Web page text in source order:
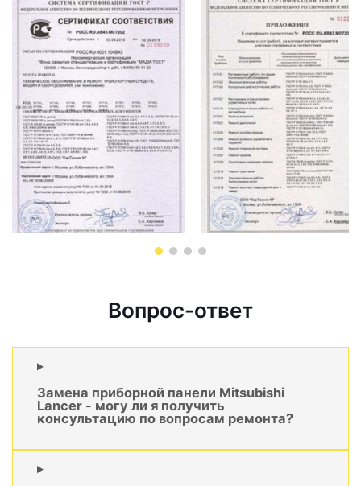
Вопрос-ответ
Замена приборной панели Mitsubishi
Lancer - могу ли я получить
консультацию по вопросам ремонта?